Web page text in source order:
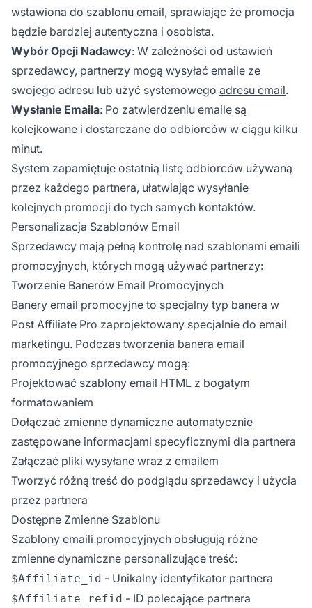
wstawiona do szablonu email, sprawiając że promocja
będzie bardziej autentyczna i osobista.
Wybór Opcji Nadawcy: W zależności od ustawień
sprzedawcy, partnerzy mogą wysyłać emaile ze
swojego adresu lub użyć systemowego adresu email.
Wysłanie Emaila: Po zatwierdzeniu emaile są
kolejkowane i dostarczane do odbiorców w ciągu kilku
minut.
System zapamiętuje ostatnią listę odbiorców używaną
przez każdego partnera, ułatwiając wysyłanie
kolejnych promocji do tych samych kontaktów.
Personalizacja Szablonów Email
Sprzedawcy mają pełną kontrolę nad szablonami emaili
promocyjnych, których mogą używać partnerzy:
Tworzenie Banerów Email Promocyjnych
Banery email promocyjne to specjalny typ banera w
Post Affiliate Pro zaprojektowany specjalnie do email
marketingu. Podczas tworzenia banera email
promocyjnego sprzedawcy mogą:
Projektować szablony email HTML z bogatym
formatowaniem
Dołączać zmienne dynamiczne automatycznie
zastępowane informacjami specyficznymi dla partnera
Załączać pliki wysyłane wraz z emailem
Tworzyć różną treść do podglądu sprzedawcy i użycia
przez partnera
Dostępne Zmienne Szablonu
Szablony emaili promocyjnych obsługują różne
zmienne dynamiczne personalizujące treść:
$Affiliate_id - Unikalny identyfikator partnera
$Affiliate_refid - ID polecające partnera